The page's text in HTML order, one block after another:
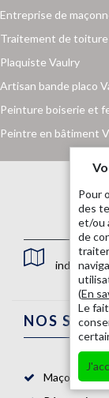
Entreprise de
Traitement de toiture
Plaquiste Vaulry
Artisan bande placo
Peinture boiserie et
Peintre en bâtiment
NOS
Maçon 87
Pour
des
et/ou
de
(En
Le